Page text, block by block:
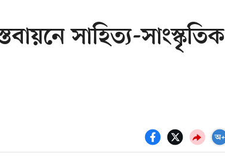
সাহিত্য-সাংস্কৃতিক